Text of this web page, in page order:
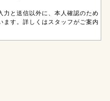
と送信以外に、本人確認のため
ます。詳しくはスタッフがご案内